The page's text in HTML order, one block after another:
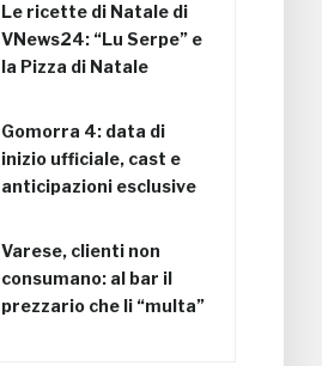
Le ricette di Natale di
VNews24: “Lu Serpe” e
la Pizza di Natale
Gomorra 4: data di
inizio ufficiale, cast e
anticipazioni esclusive
Varese, clienti non
consumano: al bar il
prezzario che li “multa”